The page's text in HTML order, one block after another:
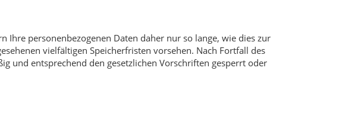
personenbezogenen Daten daher nur so lange, wie dies zur
vielfältigen Speicherfristen vorsehen. Nach Fortfall des
und entsprechend den gesetzlichen Vorschriften gesperrt oder